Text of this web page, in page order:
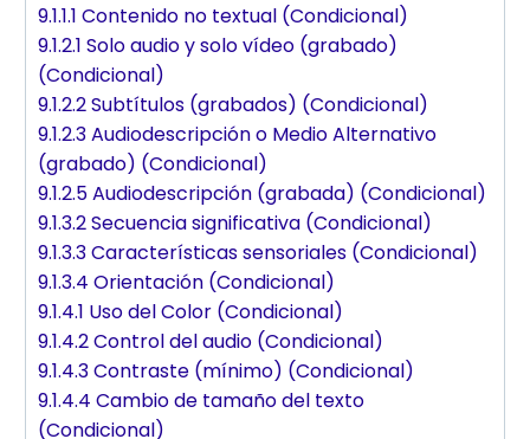
9.1.1.1 Contenido no textual (Condicional)
9.1.2.1 Solo audio y solo vídeo (grabado)
(Condicional)
9.1.2.2 Subtítulos (grabados) (Condicional)
9.1.2.3 Audiodescripción o Medio Alternativo
(grabado) (Condicional)
9.1.2.5 Audiodescripción (grabada) (Condicional)
9.1.3.2 Secuencia significativa (Condicional)
9.1.3.3 Características sensoriales (Condicional)
9.1.3.4 Orientación (Condicional)
9.1.4.1 Uso del Color (Condicional)
9.1.4.2 Control del audio (Condicional)
9.1.4.3 Contraste (mínimo) (Condicional)
9.1.4.4 Cambio de tamaño del texto
(Condicional)